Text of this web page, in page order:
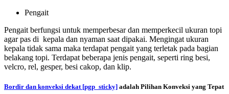
Pengait
Pengait berfungsi untuk memperbesar dan memperkecil ukuran topi
agar pas di kepala dan nyaman saat dipakai. Mengingat ukuran
kepala tidak sama maka terdapat pengait yang terletak pada bagian
belakang topi. Terdapat beberapa jenis pengait, seperti ring besi,
velcro, rel, gesper, besi cakop, dan klip.
Bordir dan konveksi dekat [pgp_sticky] adalah Pilihan Konveksi yang Tepat